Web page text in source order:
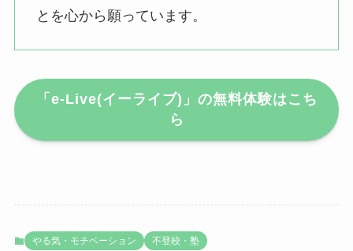
とを心から願っています。
「e-Live(イーライブ)」の無料体験はこち
ら
やる気・モチベーション 不登校・塾